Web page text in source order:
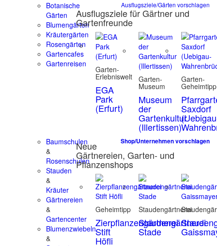
Botanische
Gärten
Blumengärten
Kräutergärten
Rosengärten
Gartencafes
Gartenreisen
Ausflugsziele/Gärten vorschlagen
Ausflugsziele für Gärtner und
Gartenfreunde
Garten-
Erlebniswelt
EGA
Park
(Erfurt)
Garten-
Museum
Museum
der
Gartenkultur
(Illertissen)
Garten-
Geheimtipp
Saxdorf
Baumschulen
&
Rosenschulen
Stauden
&
Kräuter
Gärtnereien
&
Gartencenter
Blumenzwiebeln
&
Shop/Unternehmen vorschlagen
Neue
Gärtnereien, Garten- und
Pflanzenshops
Geheimtipp
Zierpflanzengärtnerei
Stift
Höfli
Staudengärtnerei
Staudengärtnerei
Stade